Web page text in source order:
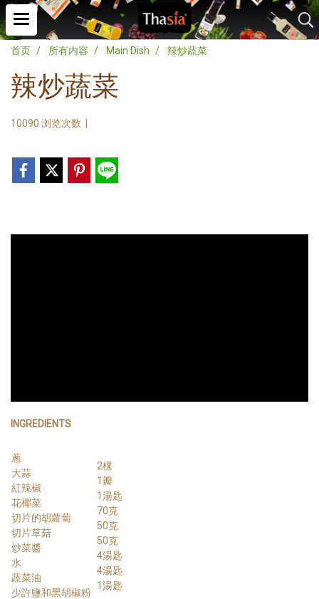
首页 所有内容 Main Dish 辣炒蔬菜
辣炒蔬菜
10090 浏览次数
INGREDIENTS
蔥
大蒜
紅辣椒
花椰菜
切片的胡蘿蔔
切片草菇
炒菜醬
水
蔬菜油
少許鹽和黑胡椒粉
2棵
1瓣
1湯匙
70克
50克
50克
4湯匙
4湯匙
1湯匙